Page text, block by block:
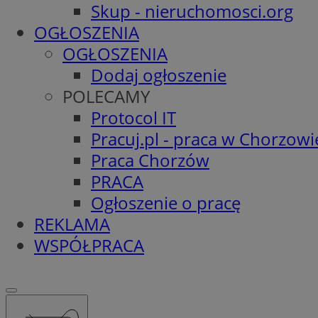
Skup - nieruchomosci.org
OGŁOSZENIA
OGŁOSZENIA
Dodaj ogłoszenie
POLECAMY
Protocol IT
Pracuj.pl - praca w
Praca Chorzów
PRACA
Ogłoszenie o pracę
REKLAMA
WSPÓŁPRACA